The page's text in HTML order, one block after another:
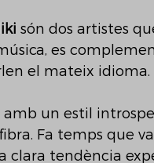
són dos artistes
es
el mateix idioma.
amb un estil
Fa temps que
clara tendència